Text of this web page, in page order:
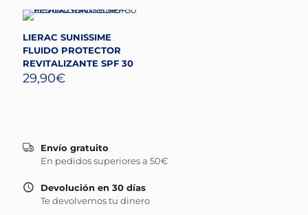
LIERAC SUNISSIME
FLUIDO PROTECTOR
REVITALIZANTE SPF 30
29,90€
Envío gratuito
En pedidos superiores a 50€
Devolución en 30 días
Te devolvemos tu dinero